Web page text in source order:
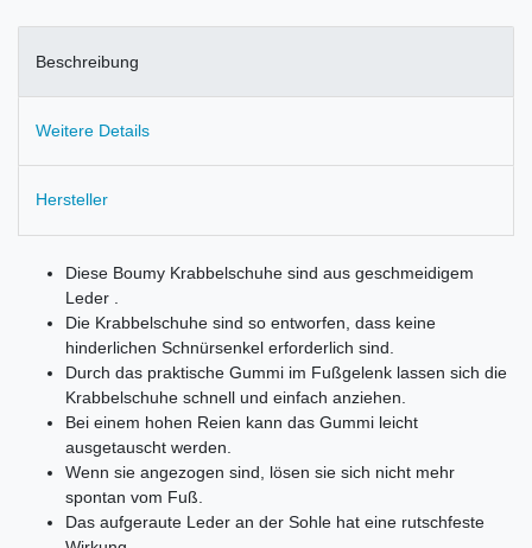
Beschreibung
Weitere Details
Hersteller
Diese Boumy Krabbelschuhe sind aus geschmeidigem
Leder .
Die Krabbelschuhe sind so entworfen, dass keine
hinderlichen Schnürsenkel erforderlich sind.
Durch das praktische Gummi im Fußgelenk lassen sich die
Krabbelschuhe schnell und einfach anziehen.
Bei einem hohen Reien kann das Gummi leicht
ausgetauscht werden.
Wenn sie angezogen sind, lösen sie sich nicht mehr
spontan vom Fuß.
Das aufgeraute Leder an der Sohle hat eine rutschfeste